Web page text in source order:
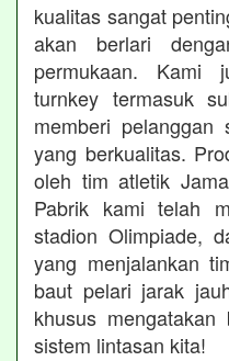
kualitas sangat
akan berlari
permukaan. Kami
turnkey termasuk
memberi pelanggan
yang berkualitas.
oleh tim atletik
Pabrik kami telah
stadion Olimpiade,
yang menjalankan
baut pelari jarak
khusus
sistem lintasan kita!